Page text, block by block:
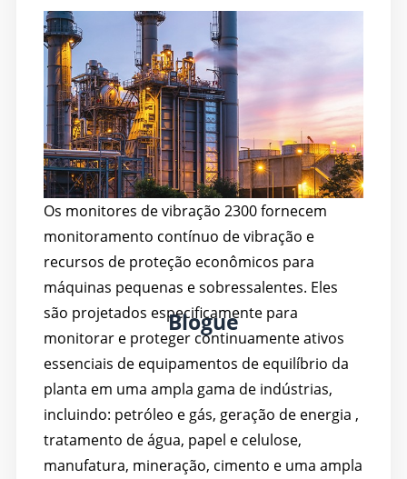
Blogue
Os monitores de vibração 2300 fornecem
monitoramento contínuo de vibração e
recursos de proteção econômicos para
máquinas pequenas e sobressalentes. Eles
são projetados especificamente para
monitorar e proteger continuamente ativos
essenciais de equipamentos de equilíbrio da
planta em uma ampla gama de indústrias,
incluindo: petróleo e gás, geração de energia ,
tratamento de água, papel e celulose,
manufatura, mineração, cimento e uma ampla